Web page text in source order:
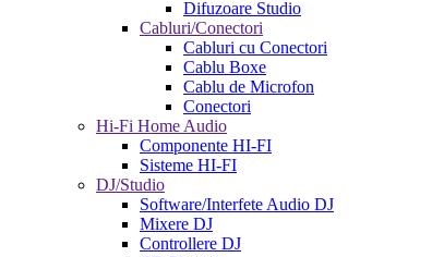
Difuzoare Studio
Cabluri/Conectori
Cabluri cu Conectori
Cablu Boxe
Cablu de Microfon
Conectori
Hi-Fi Home Audio
Componente HI-FI
Sisteme HI-FI
DJ/Studio
Software/Interfete Audio DJ
Mixere DJ
Controllere DJ